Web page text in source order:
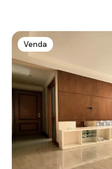
Venda